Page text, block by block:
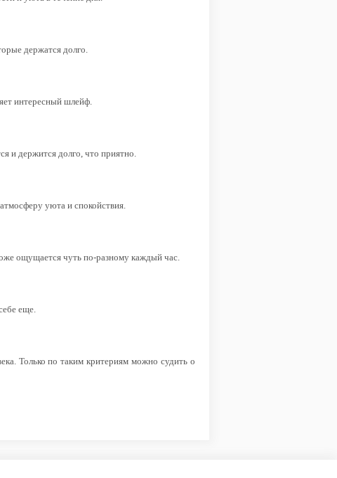
держатся долго.
интересный шлейф.
и держится долго, что приятно.
уюта и спокойствия.
ощущается чуть по‑разному каждый час.
еще.
Только по таким критериям можно судить о